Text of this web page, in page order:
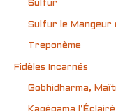
Sulfur
Sulfur le Mangeur
Treponème
Fidèles Incarnés
Gobhidharma,